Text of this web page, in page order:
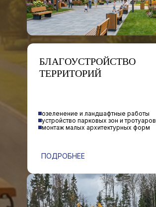
БЛАГОУСТРОЙСТВО
ТЕРРИТОРИЙ
озеленение и ландшафтные работы
устройство парковых зон и тротуаров
монтаж малых архитектурных форм
ПОДРОБНЕЕ